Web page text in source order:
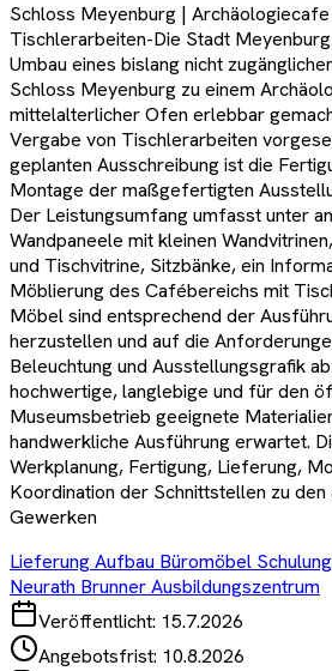
Schloss Meyenburg |
Tischlerarbeiten-Die Stadt
Umbau eines bislang nicht
Schloss Meyenburg zu einem
mittelalterlicher Ofen erlebbar
Vergabe von Tischlerarbeiten
geplanten Ausschreibung ist die
Montage der maßgefertigten
Der Leistungsumfang umfasst unter
Wandpaneele mit kleinen
und Tischvitrine, Sitzbänke, ein
Möblierung des Cafébereichs mit
Möbel sind entsprechend der
herzustellen und auf die
Beleuchtung und Ausstellungsgrafik
hochwertige, langlebige und für den
Museumsbetrieb geeignete
handwerkliche Ausführung erwartet.
Werkplanung, Fertigung, Lieferung,
Koordination der Schnittstellen zu den
Gewerken
Lieferung Aufbau Büromöbel
Neurath Brunner Ausbildungszentrum
Veröffentlicht: 15.7.2026
Angebotsfrist: 10.8.2026